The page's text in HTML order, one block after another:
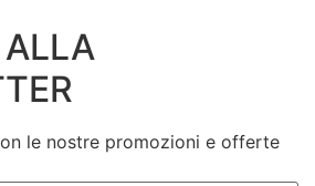
le nostre promozioni e offerte